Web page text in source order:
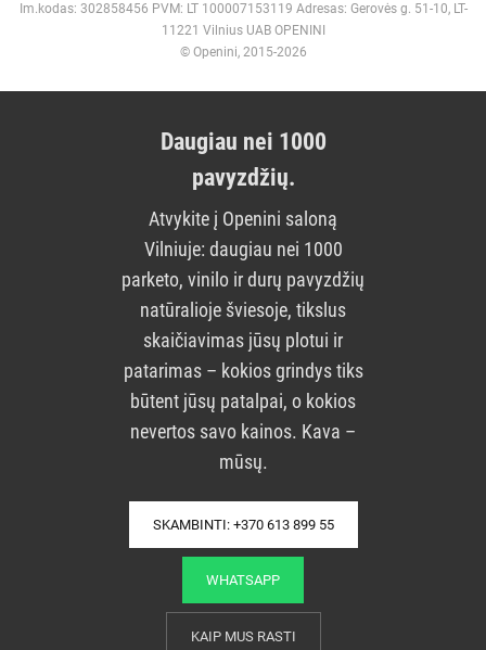
Im.kodas: 302858456 PVM: LT 100007153119 Adresas: Gerovės g. 51-10, LT-
11221 Vilnius UAB OPENINI
© Openini, 2015-2026
Daugiau nei 1000
pavyzdžių.
Atvykite į Openini saloną
Vilniuje: daugiau nei 1000
parketo, vinilo ir durų pavyzdžių
natūralioje šviesoje, tikslus
skaičiavimas jūsų plotui ir
patarimas – kokios grindys tiks
būtent jūsų patalpai, o kokios
nevertos savo kainos. Kava –
mūsų.
SKAMBINTI: +370 613 899 55
WHATSAPP
KAIP MUS RASTI